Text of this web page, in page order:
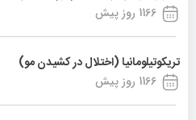
1166 روز پیش
تریکوتیلومانیا (اختلال در کشیدن مو)
1166 روز پیش